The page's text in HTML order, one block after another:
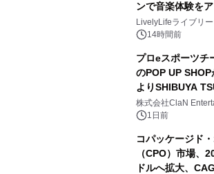
ンで音楽体験を
LivelyLifeライブリ
14時間前
プロeスポーツチ
のPOP UP
よりSHIBUYA
開催決定！！
株式会社ClaN
1日前
コパッケージド
（CPO）市場、
ドルへ拡大、